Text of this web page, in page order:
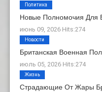
Новые Полномочия
июнь 09, 2026 Hits:274
Политика
Британская Военная
июль 05, 2026 Hits:274
Новости
Страдающие От Жары
Жизнь